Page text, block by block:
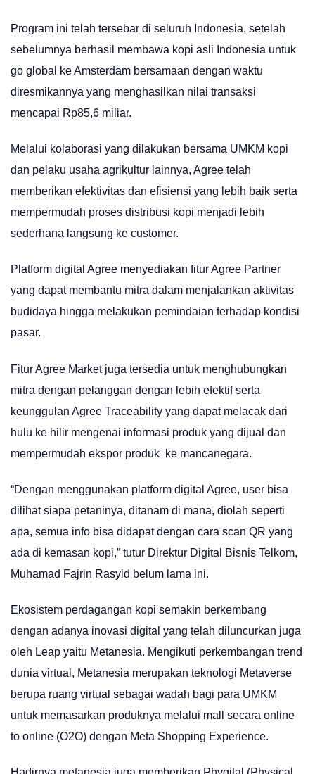
Program ini telah tersebar di seluruh Indonesia, setelah
sebelumnya berhasil membawa kopi asli Indonesia untuk
go global ke Amsterdam bersamaan dengan waktu
diresmikannya yang menghasilkan nilai transaksi
mencapai Rp85,6 miliar.
Melalui kolaborasi yang dilakukan bersama UMKM kopi
dan pelaku usaha agrikultur lainnya, Agree telah
memberikan efektivitas dan efisiensi yang lebih baik serta
mempermudah proses distribusi kopi menjadi lebih
sederhana langsung ke customer.
Platform digital Agree menyediakan fitur Agree Partner
yang dapat membantu mitra dalam menjalankan aktivitas
budidaya hingga melakukan pemindaian terhadap kondisi
pasar.
Fitur Agree Market juga tersedia untuk menghubungkan
mitra dengan pelanggan dengan lebih efektif serta
keunggulan Agree Traceability yang dapat melacak dari
hulu ke hilir mengenai informasi produk yang dijual dan
mempermudah ekspor produk ke mancanegara.
“Dengan menggunakan platform digital Agree, user bisa
dilihat siapa petaninya, ditanam di mana, diolah seperti
apa, semua info bisa didapat dengan cara scan QR yang
ada di kemasan kopi,” tutur Direktur Digital Bisnis Telkom,
Muhamad Fajrin Rasyid belum lama ini.
Ekosistem perdagangan kopi semakin berkembang
dengan adanya inovasi digital yang telah diluncurkan juga
oleh Leap yaitu Metanesia. Mengikuti perkembangan trend
dunia virtual, Metanesia merupakan teknologi Metaverse
berupa ruang virtual sebagai wadah bagi para UMKM
untuk memasarkan produknya melalui mall secara online
to online (O2O) dengan Meta Shopping Experience.